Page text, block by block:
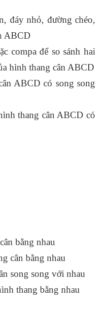
đáy nhỏ, đường chéo,
ABCD
compa để so sánh hai
hình thang cân ABCD
ABCD có song song
thang cân ABCD có
bằng nhau
cân bằng nhau
song song với nhau
thang bằng nhau